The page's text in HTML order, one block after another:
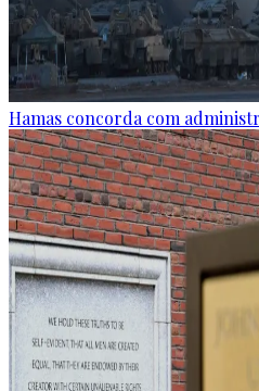
Hamas concorda com